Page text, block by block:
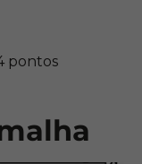
pontos